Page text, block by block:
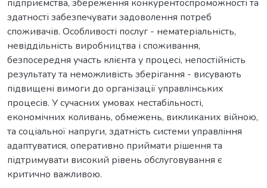
підприємства, збереження конкурентоспроможності та
здатності забезпечувати задоволення потреб
споживачів. Особливості послуг - нематеріальність,
невіддільність виробництва і споживання,
безпосередня участь клієнта у процесі, непостійність
результату та неможливість зберігання - висувають
підвищені вимоги до організації управлінських
процесів. У сучасних умовах нестабільності,
економічних коливань, обмежень, викликаних війною,
та соціальної напруги, здатність системи управління
адаптуватися, оперативно приймати рішення та
підтримувати високий рівень обслуговування є
критично важливою.